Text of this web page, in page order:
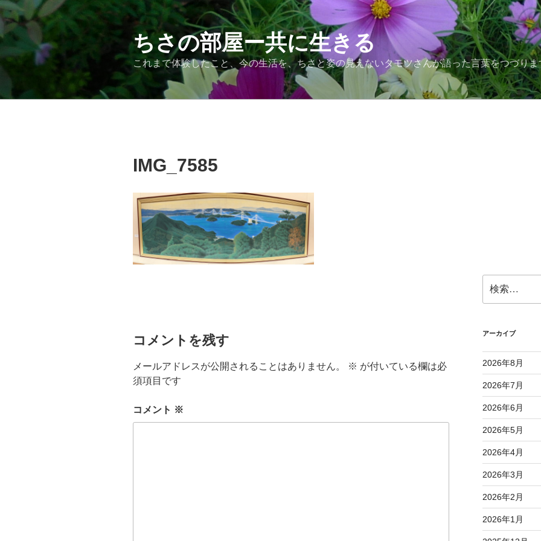
コ
ン
テ
ツ
ちさの部屋ー共に生きる
これまで体験したこと、今の生活を、ちさと姿の見えないタモツさんが語った言葉をつづりま
IMG_7585
コメントを残す
メールアドレスが公開されることはありません。 ※ が付いている欄は必
須項目です
コメント ※
索:
アーカイブ
2026年8月
2026年7月
2026年6月
2026年5月
2026年4月
2026年3月
2026年2月
2026年1月